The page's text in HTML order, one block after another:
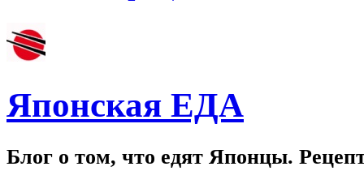
Японская ЕДА
Блог о том, что едят Японцы.